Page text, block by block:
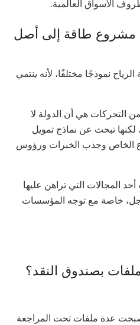
الأسواق العالمية.
مشروع طاقة إلى أصل
نموذجًا مختلفًا، لأنه ينتمي
التحركات هي أن الدولة لا
تبحث عن نماذج تمويل
الخاص وجذب الخبرات ورؤوس
المجالات التي تراهن عليها
خاصة مع توجه المؤسسات
بصندوق النقد؟
عدة ملفات تحت المراجعة